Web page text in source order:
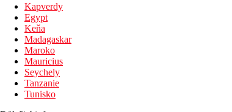
Kapverdy
Egypt
Keňa
Madagaskar
Maroko
Mauricius
Seychely
Tanzanie
Tunisko